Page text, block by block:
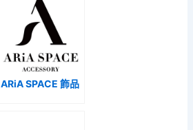
ARiA SPACE 飾品